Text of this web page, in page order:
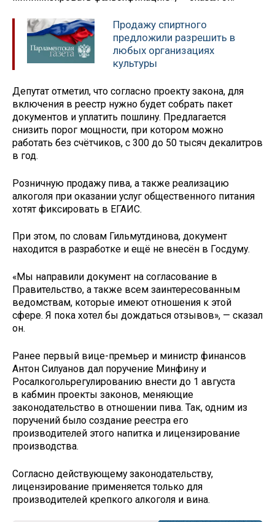
Продажу спиртного
предложили разрешить в
любых организациях
культуры
Депутат отметил, что согласно проекту закона, для
включения в реестр нужно будет собрать пакет
документов и уплатить пошлину. Предлагается
снизить порог мощности, при котором можно
работать без счётчиков, с 300 до 50 тысяч декалитров
в год.
Розничную продажу пива, а также реализацию
алкоголя при оказании услуг общественного питания
хотят фиксировать в ЕГАИС.
При этом, по словам Гильмутдинова, документ
находится в разработке и ещё не внесён в Госдуму.
«Мы направили документ на согласование в
Правительство, а также всем заинтересованным
ведомствам, которые имеют отношения к этой
сфере. Я пока хотел бы дождаться отзывов», — сказал
он.
Ранее первый вице-премьер и министр финансов
Антон Силуанов дал поручение Минфину и
Росалкогольрегулированию внести до 1 августа
в кабмин проекты законов, меняющие
законодательство в отношении пива. Так, одним из
поручений было создание реестра его
производителей этого напитка и лицензирование
производства.
Согласно действующему законодательству,
лицензирование применяется только для
производителей крепкого алкоголя и вина.